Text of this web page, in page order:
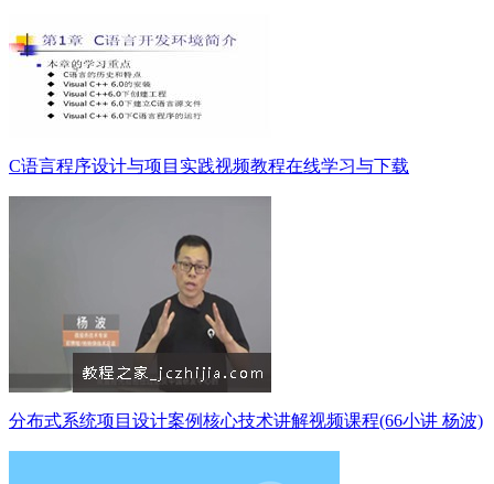
C语言程序设计与项目实践视频教程在线学习与下载
分布式系统项目设计案例核心技术讲解视频课程(66小讲 杨波)